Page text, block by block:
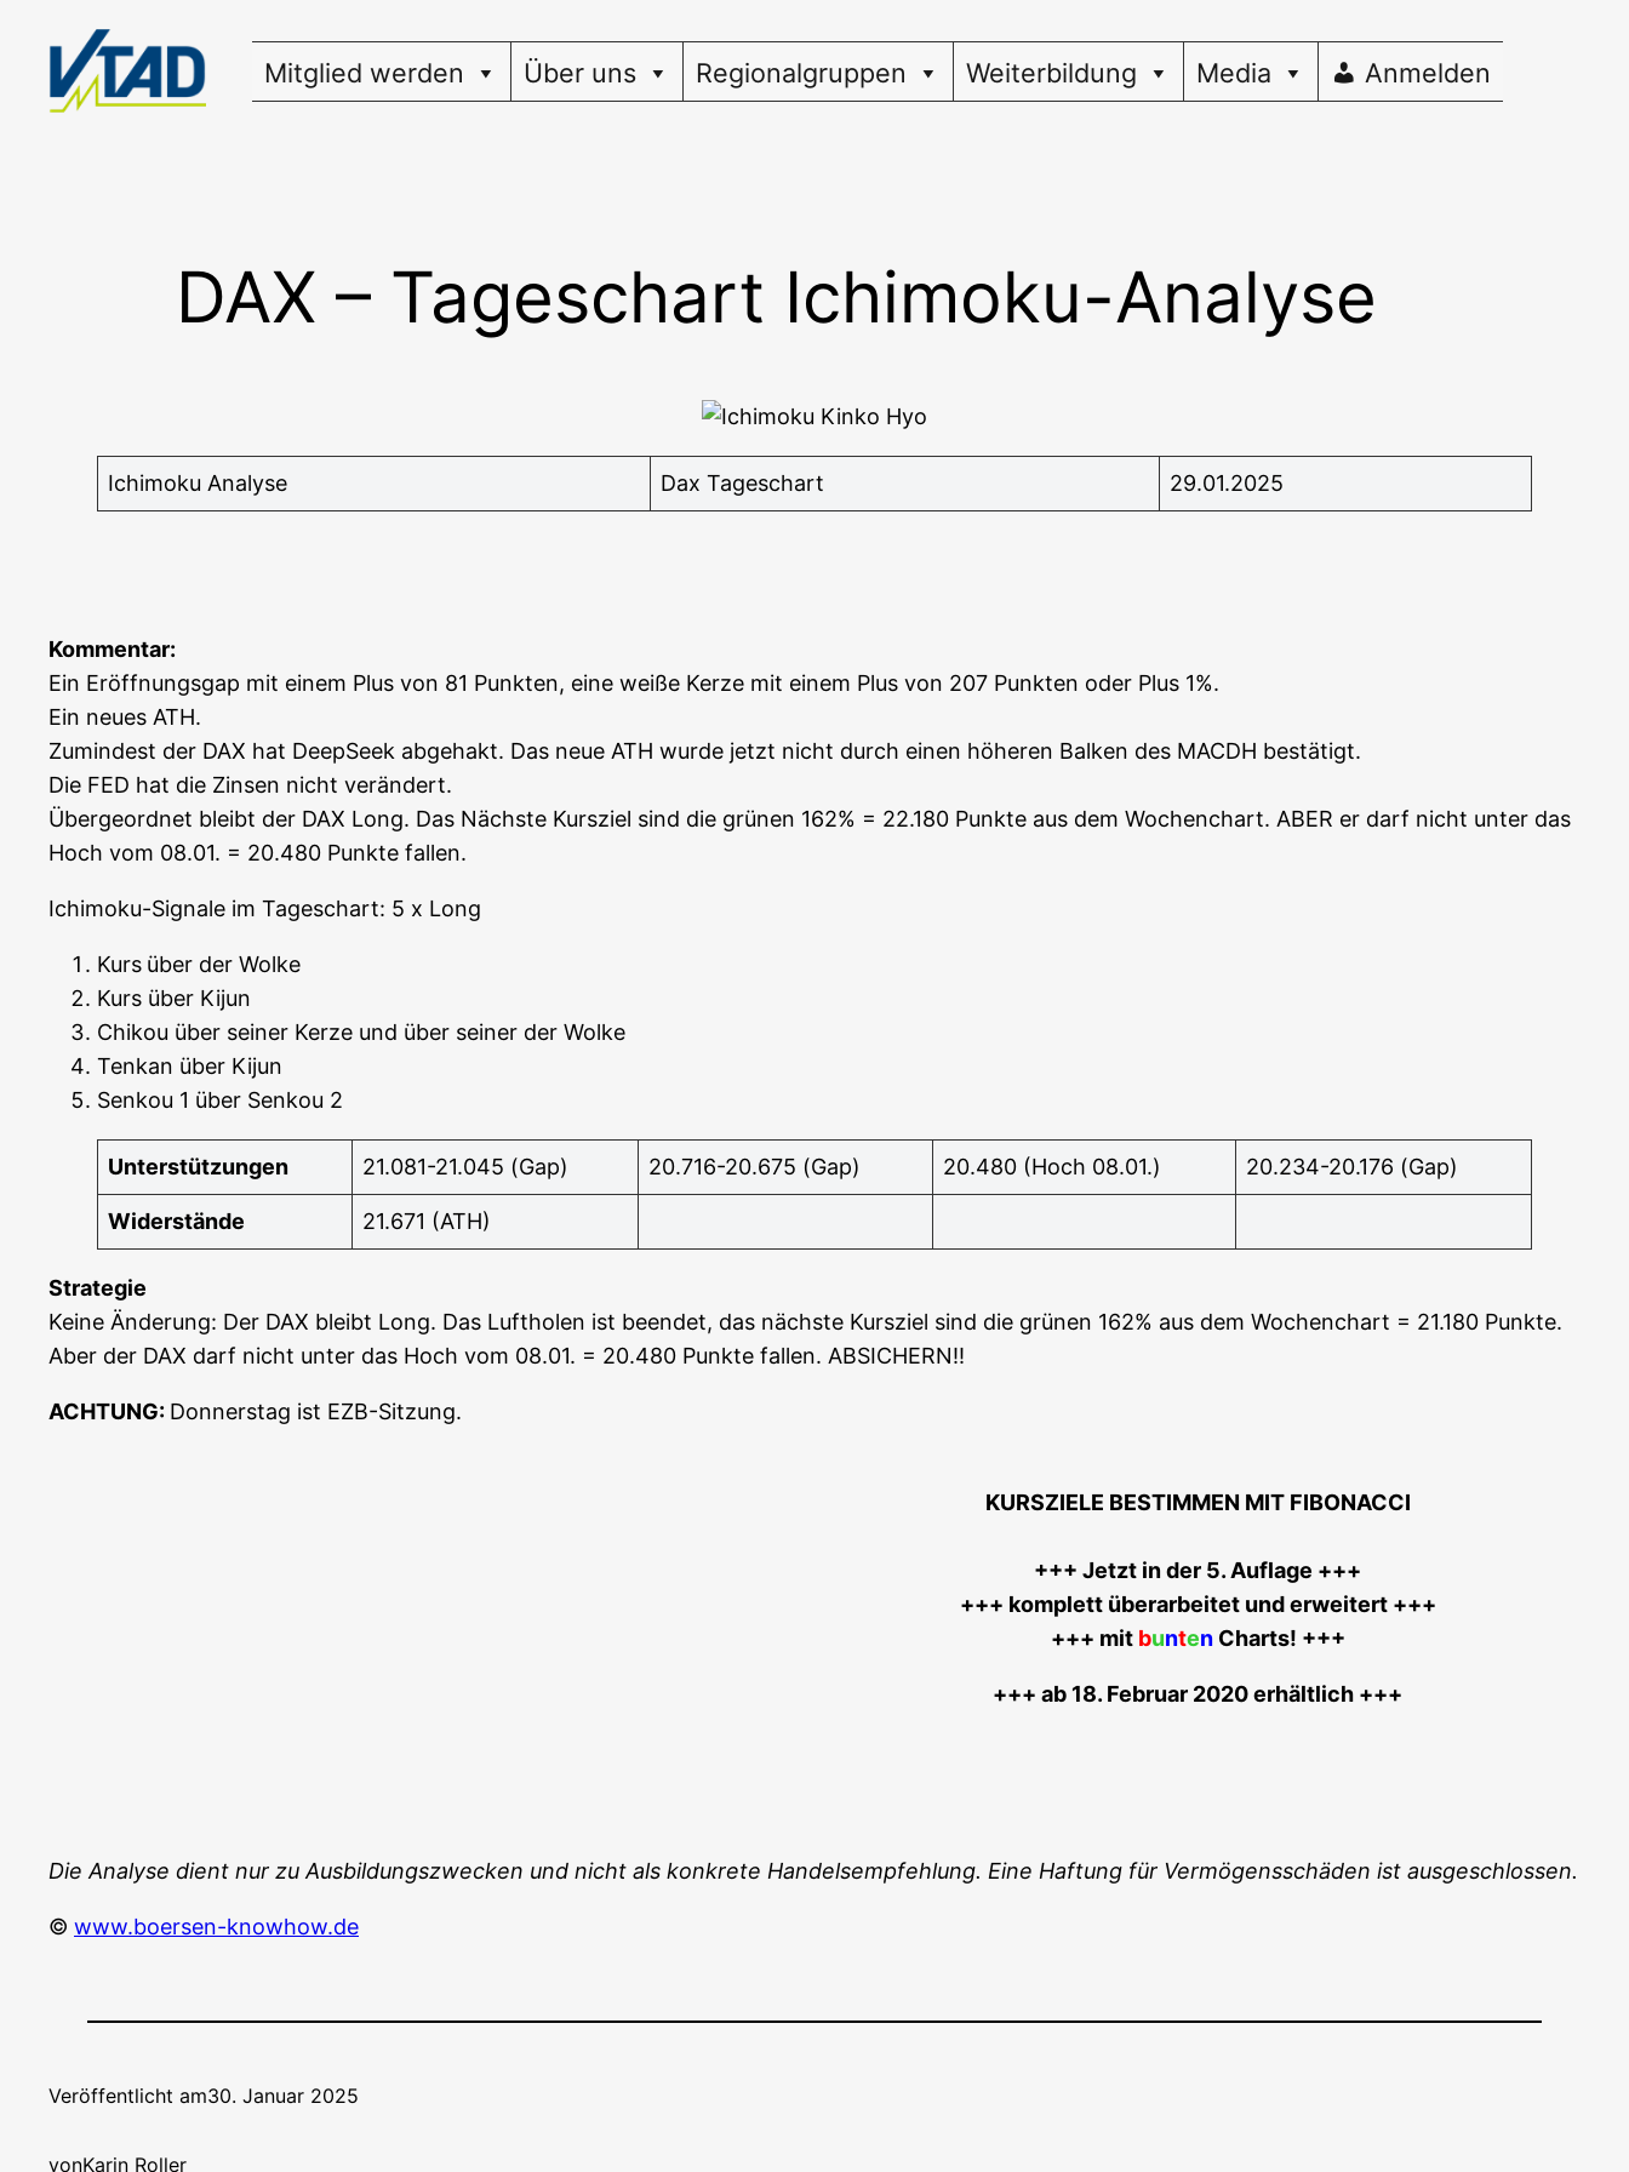
springen
Mitglied werden Über uns Regionalgruppen Weiterbildung Media Anmelden
DAX – Tageschart Ichimoku-Analyse
Ichi­mo­ku Analyse Dax Tages­chart 29.01.2025
Kom­men­tar:
Ein Eröff­nungs­gap mit einem Plus von 81 Punk­ten, eine wei­ße Ker­ze mit einem Plus von 207 Punk­ten oder Plus 1%.
Ein neu­es ATH.
Zumin­dest der DAX hat Deep­Seek abge­hakt. Das neue ATH wur­de jetzt nicht durch einen höhe­ren Bal­ken des MACDH bestä­tigt.
Die FED hat die Zin­sen nicht ver­än­dert.
Über­ge­ord­net bleibt der DAX Long. Das Nächs­te Kurs­ziel sind die grü­nen 162% = 22.180 Punk­te aus dem Wochen­chart. ABER er darf nicht unter das
Hoch vom 08.01. = 20.480 Punk­te fallen.
Ichi­mo­ku-Signa­le im Tages­chart: 5 x Long
Kurs über der Wolke
Kurs über Kijun
Chi­kou über sei­ner Ker­ze und über sei­ner der Wolke
Ten­kan über Kijun
Sen­kou 1 über Sen­kou 2
Unter­stüt­zun­gen 21.081-21.045 (Gap) 20.716-20.675 (Gap) 20.480 (Hoch 08.01.) 20.234-20.176 (Gap)
Wider­stän­de 21.671 (ATH)
Stra­te­gie
Kei­ne Ände­rung: Der DAX bleibt Long. Das Luft­ho­len ist been­det, das nächs­te Kurs­ziel sind die grü­nen 162% aus dem Wochen­chart = 21.180 Punk­te.
Aber der DAX darf nicht unter das Hoch vom 08.01. = 20.480 Punk­te fal­len. ABSICHERN!!
ACHTUNG: Don­ners­tag ist EZB-Sitzung.
KURSZIELE BESTIMMEN MIT FIBONACCI
+++ Jetzt in der 5. Auf­la­ge +++
+++ kom­plett über­ar­bei­tet und erwei­tert +++
+++ mit buntenCharts! +++
+++ ab 18. Febru­ar 2020 erhältlich +++
Die Ana­ly­se dient nur zu Aus­bil­dungs­zwe­cken und nicht als kon­kre­te Han­dels­emp­feh­lung. Eine Haf­tung für Ver­mö­gens­schä­den ist ausgeschlossen.
© www.boersen-knowhow.de
Veröffentlicht am30. Januar 2025
vonKarin Roller